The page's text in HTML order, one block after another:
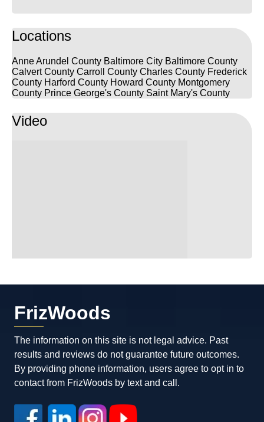
Locations
Anne Arundel County Baltimore City Baltimore County
Calvert County Carroll County Charles County Frederick
County Harford County Howard County Montgomery
County Prince George's County Saint Mary's County
Video
FrizWoods
The information on this site is not legal advice. Past
results and reviews do not guarantee future outcomes.
By providing phone information, users agree to opt in to
contact from FrizWoods by text and call.